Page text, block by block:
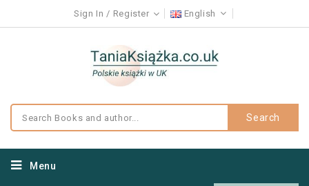
Sign In Register English
Search
Menu